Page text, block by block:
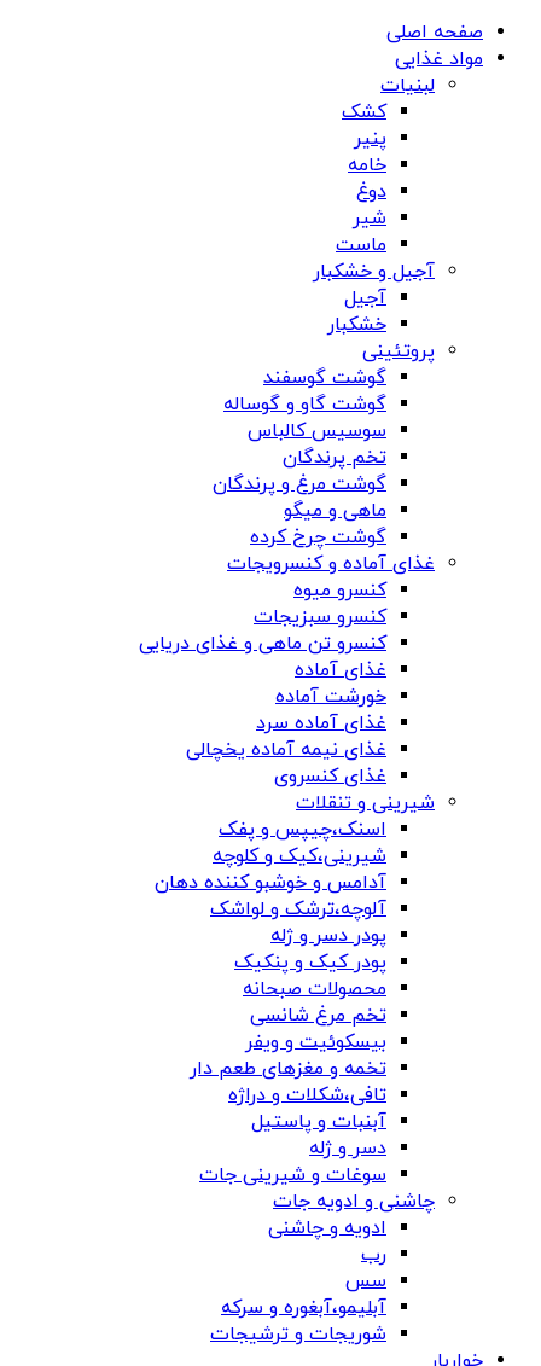
صفحه اصلی
مواد غذایی
لبنیات
کشک
پنیر
خامه
دوغ
شیر
ماست
آجیل و خشکبار
آجیل
خشکبار
پروتئینی
گوشت گوسفند
گوشت گاو و گوساله
سوسیس کالباس
تخم پرندگان
گوشت مرغ و پرندگان
ماهی و میگو
گوشت چرخ کرده
غذای آماده و کنسرویجات
کنسرو میوه
کنسرو سبزیجات
کنسرو تن ماهی و غذای دریایی
غذای آماده
خورشت آماده
غذای آماده سرد
غذای نیمه آماده یخچالی
غذای کنسروی
شیرینی و تنقلات
اسنک،چیپس و پفک
شیرینی،کیک و کلوچه
آدامس و خوشبو کننده دهان
آلوچه،ترشک و لواشک
پودر دسر و ژله
پودر کیک و پنکیک
محصولات صبحانه
تخم مرغ شانسی
بیسکوئیت و ویفر
تخمه و مغزهای طعم دار
تافی،شکلات و دراژه
آبنبات و پاستیل
دسر و ژله
سوغات و شیرینی جات
چاشنی و ادویه جات
ادویه و چاشنی
رب
سس
آبلیمو،آبغوره و سرکه
شوریجات و ترشیجات